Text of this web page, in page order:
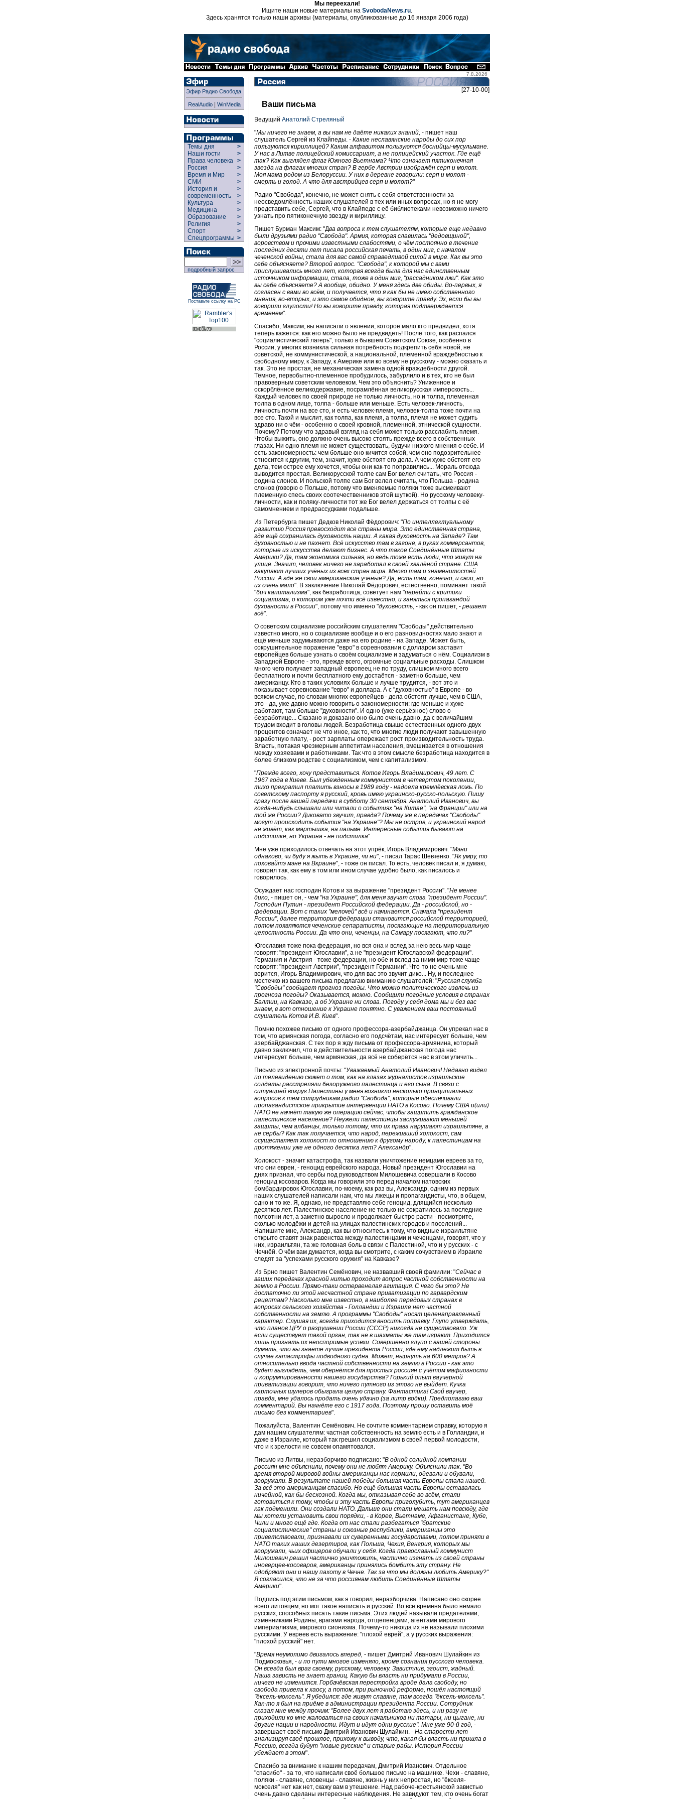
Мы переехали!
Ищите наши новые материалы на SvobodaNews.ru.
Здесь хранятся только наши архивы (материалы, опубликованные до 16 января 2006 года)
7.8.2026
Эфир Радио Свобода
RealAudio| WinMedia
Темы дня
>
Наши гости
>
Права человека >
Россия
>
Время и Мир
>
СМИ
>
История и
современность
>
>
Культура
>
Медицина
>
Образование
>
Религия
>
Спорт
>
Спецпрограммы >
подробный запрос
Поставьте ссылку на РС
[27-10-00]
Ваши письма
Ведущий Анатолий Стреляный
"Мы ничего не знаем, а вы нам не даёте никаких знаний, - пишет наш
слушатель Сергей из Клайпеды. - Какие неславянские народы до сих пор
пользуются кириллицей? Каким алфавитом пользуются боснийцы-мусульмане.
У нас в Литве полицейский комиссариат, а не полицейский участок. Где ещё
так? Как выглядел флаг Южного Вьетнама? Что означает пятиконечная
звезда на флагах многих стран? В гербе Австрии изображён серп и молот.
Моя мама родом из Белоруссии. У них в деревне говорили: серп и молот -
смерть и голод. А что для австрийцев серп и молот?"
Радио "Свобода", конечно, не может снять с себя ответственности за
неосведомлённость наших слушателей в тех или иных вопросах, но я не могу
представить себе, Сергей, что в Клайпеде с её библиотеками невозможно ничего
узнать про пятиконечную звезду и кириллицу.
Пишет Бурман Максим: "Два вопроса к тем слушателям, которые еще недавно
были друзьями радио "Свобода". Армия, которая славилась "дедовщиной",
воровством и прочими известными слабостями, о чём постоянно в течение
последних десяти лет писала российская печать, в один миг, с началом
чеченской войны, стала для вас самой справедливой силой в мире. Как вы это
себе объясняете? Второй вопрос. "Свобода", к которой мы с вами
прислушивались много лет, которая всегда была для нас единственным
источником информации, стала, тоже в один миг, "рассадником лжи". Как это
вы себе объясняете? А вообще, обидно. У меня здесь две обиды. Во-первых, я
согласен с вами во всём, и получается, что я как бы не имею собственного
мнения, во-вторых, и это самое обидное, вы говорите правду. Эх, если бы вы
говорили глупости! Но вы говорите правду, которая подтверждается
временем".
Спасибо, Максим, вы написали о явлении, которое мало кто предвидел, хотя
теперь кажется: как его можно было не предвидеть! После того, как распался
"социалистический лагерь", только в бывшем Советском Союзе, особенно в
России, у многих возникла сильная потребность подкрепить себя новой, не
советской, не коммунистической, а национальной, племенной враждебностью к
свободному миру, к Западу, к Америке или ко всему не русскому - можно сказать и
так. Это не простая, не механическая замена одной враждебности другой.
Тёмное, первобытно-племенное пробудилось, забурлило и в тех, кто не был
правоверным советским человеком. Чем это объяснить? Униженное и
оскорблённое великодержавие, посрамлённая великорусская имперскость...
Каждый человек по своей природе не только личность, но и толпа, племенная
толпа в одном лице, толпа - больше или меньше. Есть человек-личность,
личность почти на все сто, и есть человек-племя, человек-толпа тоже почти на
все сто. Такой и мыслит, как толпа, как племя, а толпа, племя не может судить
здраво ни о чём - особенно о своей кровной, племенной, этнической сущности.
Почему? Потому что здравый взгляд на себя может только расслабить племя.
Чтобы выжить, оно должно очень высоко стоять прежде всего в собственных
глазах. Ни одно племя не может существовать, будучи низкого мнения о себе. И
есть закономерность: чем больше оно кичится собой, чем оно подозрительнее
относится к другим, тем, значит, хуже обстоят его дела. А чем хуже обстоят его
дела, тем острее ему хочется, чтобы они как-то поправились... Мораль отсюда
выводится простая. Великорусской толпе сам Бог велел считать, что Россия -
родина слонов. И польской толпе сам Бог велел считать, что Польша - родина
слонов (говорю о Польше, потому что вменяемые поляки тоже высмеивают
племенную спесь своих соотечественников этой шуткой). Но русскому человеку-
личности, как и поляку-личности тот же Бог велел держаться от толпы с её
самомнением и предрассудками подальше.
Из Петербурга пишет Дедков Николай Фёдорович: "По интеллектуальному
развитию Россия превосходит все страны мира. Это единственная страна,
где ещё сохранилась духовность нации. А какая духовность на Западе? Там
духовностью и не пахнет. Всё искусство там в загоне, в руках коммерсантов,
которые из искусства делают бизнес. А что такое Соединённые Штаты
Америки? Да, там экономика сильная, но ведь тоже есть люди, что живут на
улице. Значит, человек ничего не заработал в своей хвалёной стране. США
закупают лучших учёных из всех стран мира. Много там и знаменитостей
России. А где же свои американские ученые? Да, есть там, конечно, и свои, но
их очень мало". В заключение Николай Фёдорович, естественно, поминает такой
"бич капитализма", как безработица, советует нам "перейти с критики
социализма, о котором уже почти всё известно, и заняться пропагандой
духовности в России", потому что именно "духовность , - как он пишет, - решает
всё".
О советском социализме российским слушателям "Свободы" действительно
известно много, но о социализме вообще и о его разновидностях мало знают и
ещё меньше задумываются даже на его родине - на Западе. Может быть,
сокрушительное поражение "евро" в соревновании с долларом заставит
европейцев больше узнать о своём социализме и задуматься о нём. Социализм в
Западной Европе - это, прежде всего, огромные социальные расходы. Слишком
много чего получает западный европеец не по труду, слишком много всего
бесплатного и почти бесплатного ему достаётся - заметно больше, чем
американцу. Кто в таких условиях больше и лучше трудится, - вот это и
показывает соревнование "евро" и доллара. А с "духовностью" в Европе - во
всяком случае, по словам многих европейцев - дела обстоят лучше, чем в США,
это - да, уже давно можно говорить о закономерности: где меньше и хуже
работают, там больше "духовности". И одно (уже серьёзное) слово о
безработице... Сказано и доказано оно было очень давно, да с величайшим
трудом входит в головы людей. Безработица свыше естественных одного-двух
процентов означает не что иное, как то, что многие люди получают завышенную
заработную плату, - рост зарплаты опережает рост производительность труда.
Власть, потакая чрезмерным аппетитам населения, вмешивается в отношения
между хозяевами и работниками. Так что в этом смысле безработица находится в
более близком родстве с социализмом, чем с капитализмом.
"Прежде всего, хочу представиться. Котов Игорь Владимирович, 49 лет. С
1967 года в Киеве. Был убежденным коммунистом в четвертом поколении,
тихо прекратил платить взносы в 1989 году - надоела кремлёвская ложь. По
советскому паспорту я русский, кровь имею украинско-русско-польскую. Пишу
сразу после вашей передачи в субботу 30 сентября. Анатолий Иванович, вы
когда-нибудь слышали или читали о событиях "на Китае", "на Франции" или на
той же России? Диковато звучит, правда? Почему же в передачах "Свободы"
могут происходить события "на Украине"? Мы не остров, и украинский народ
не живёт, как мартышка, на пальме. Интересные события бывают на
подстилке, но Украина - не подстилка".
Мне уже приходилось отвечать на этот упрёк, Игорь Владимирович. "Мэни
однаково, чи буду я жыть в Украине, чи ни", - писал Тарас Шевченко. "Як умру, то
поховайтэ мэне на Вкраине", - тоже он писал. То есть, человек писал и, я думаю,
говорил так, как ему в том или ином случае удобно было, как писалось и
говорилось.
Осуждает нас господин Котов и за выражение "президент России". "Не менее
дико, - пишет он, - чем "на Украине", для меня звучат слова "президент России".
Господин Путин - президент Российской федерации. Да - российской, но -
федерации. Вот с таких "мелочей" всё и начинается. Сначала "президент
России", далее территория федерации становится российской территорией,
потом появляются чеченские сепаратисты, посягающие на территориальную
целостность России. Да что они, чеченцы, на Самару посягают, что ли?"
Югославия тоже пока федерация, но вся она и вслед за нею весь мир чаще
говорят: "президент Югославии", а не "президент Югославской федерации".
Германия и Австрия - тоже федерации, но обе и вслед за ними мир тоже чаще
говорят: "президент Австрии", "президент Германии". Что-то не очень мне
верится, Игорь Владимирович, что для вас это звучит дико... Ну, и последнее
местечко из вашего письма предлагаю вниманию слушателей: "Русская служба
"Свободы" сообщает прогноз погоды. Что можно политического извлечь из
прогноза погоды? Оказывается, можно. Сообщили погодные условия в странах
Балтии, на Кавказе, а об Украине ни слова. Погоду у себя дома мы и без вас
знаем, в вот отношение к Украине понятно. С уважением ваш постоянный
слушатель Котов И.В. Киев".
Помню похожее письмо от одного профессора-азербайджанца. Он упрекал нас в
том, что армянская погода, согласно его подсчётам, нас интересует больше, чем
азербайджанская. С тех пор я жду письма от профессора-армянина, который
давно заключил, что в действительности азербайджанская погода нас
интересует больше, чем армянская, да всё не соберётся нас в этом уличить...
Письмо из электронной почты: "Уважаемый Анатолий Иванович! Недавно видел
по телевидению сюжет о том, как на глазах журналистов израильские
солдаты расстреляли безоружного палестинца и его сына. В связи с
ситуацией вокруг Палестины у меня возникло несколько принципиальных
вопросов к тем сотрудникам радио "Свобода", которые обеспечивали
пропагандистское прикрытие интервенции НАТО в Косово. Почему США и(или)
НАТО не начнёт такую же операцию сейчас, чтобы защитить гражданское
палестинское население? Неужели палестинцы заслуживают меньшей
защиты, чем албанцы, только потому, что их права нарушают израильтяне, а
не сербы? Как так получается, что народ, переживший холокост, сам
осуществляет холокост по отношению к другому народу, к палестинцам на
протяжении уже не одного десятка лет? Александр".
Холокост - значит катастрофа, так назвали уничтожение немцами евреев за то,
что они евреи, - геноцид еврейского народа. Новый президент Югославии на
днях признал, что сербы под руководством Милошевича совершали в Косово
геноцид косоваров. Когда мы говорили это перед началом натовских
бомбардировок Югославии, по-моему, как раз вы, Александр, одним из первых
наших слушателей написали нам, что мы лжецы и пропагандисты, что, в общем,
одно и то же. Я, однако, не представляю себе геноцид, длящийся несколько
десятков лет. Палестинское население не только не сократилось за последние
полсотни лет, а заметно выросло и продолжает быстро расти - посмотрите,
сколько молодёжи и детей на улицах палестинских городов и поселений...
Напишите мне, Александр, как вы относитесь к тому, что видные израильтяне
открыто ставят знак равенства между палестинцами и чеченцами, говорят, что у
них, израильтян, та же головная боль в связи с Палестиной, что и у русских - с
Чечнёй. О чём вам думается, когда вы смотрите, с каким сочувствием в Израиле
следят за "успехами русского оружия" на Кавказе?
Из Брно пишет Валентин Семёнович, не назвавший своей фамилии: "Сейчас в
ваших передачах красной нитью проходит вопрос частной собственности на
землю в России. Прямо-таки остервенелая агитация. С чего бы это? Не
достаточно ли этой несчастной стране приватизации по гарвардским
рецептам? Насколько мне известно, в наиболее передовых странах в
вопросах сельского хозяйства - Голландии и Израиле нет частной
собственности на землю. А программы "Свободы" носят целенаправленный
характер. Слушая их, всегда приходится вносить поправку. Глупо утверждать,
что планов ЦРУ о разрушении России (СССР) никогда не существовало. Уж
если существует такой орган, так не в шахматы же там играют. Приходится
лишь признать их неоспоримые успехи. Совершенно глупо с вашей стороны
думать, что вы знаете лучше президента России, где ему надлежит быть в
случае катастрофы подводного судна. Может, нырнуть на 600 метров? А
относительно ввода частной собственности на землю в России - как это
будет выглядеть, чем обернётся для простых россиян с учётом мафиозности
и коррумпированности нашего государства? Горький опыт ваучерной
приватизации говорит, что ничего путного из этого не выйдет. Кучка
карточных шулеров обыграла целую страну. Фантастика! Свой ваучер,
правда, мне удалось продать очень удачно (за литр водки). Предполагаю ваш
комментарий. Вы начнёте его с 1917 года. Поэтому прошу оставить моё
письмо без комментариев".
Пожалуйста, Валентин Семёнович. Не сочтите комментарием справку, которую я
дам нашим слушателям: частная собственность на землю есть и в Голландии, и
даже в Израиле, который так грешил социализмом в своей первой молодости,
что и к зрелости не совсем опамятовался.
Письмо из Литвы, неразборчиво подписано: "В одной солидной компании
россиян мне объяснили, почему они не любят Америку. Объяснили так. "Во
время второй мировой войны американцы нас кормили, одевали и обували,
вооружали. В результате нашей победы большая часть Европы стала нашей.
За всё это американцам спасибо. Но ещё большая часть Европы оставалась
ничейной, как бы бесхозной. Когда мы, отказывая себе во всём, стали
готовиться к тому, чтобы и эту часть Европы приголубить, тут американцев
как подменили. Они создали НАТО. Дальше они стали мешать нам повсюду, где
мы хотели установить свои порядки, - в Корее, Вьетнаме, Афганистане, Кубе,
Чили и много ещё где. Когда от нас стали разбегаться "братские
социалистические" страны и союзные республики, американцы это
приветствовали, признавали их суверенными государствами, потом приняли в
НАТО таких наших дезертиров, как Польша, Чехия, Венгрия, которых мы
вооружали, чьих офицеров обучали у себя. Когда православный коммунист
Милошевич решил частично уничтожить, частично изгнать из своей страны
иноверцев-косоваров, американцы принялись бомбить эту страну. Не
одобряют они и нашу пахоту в Чечне. Так за что мы должны любить Америку?"
Я согласился, что не за что россиянам любить Соединённые Штаты
Америки".
Подпись под этим письмом, как я говорил, неразборчива. Написано оно скорее
всего литовцем, но мог такое написать и русский. Во все времена было немало
русских, способных писать такие письма. Этих людей называли предателями,
изменниками Родины, врагами народа, отщепенцами, агентами мирового
империализма, мирового сионизма. Почему-то никогда их не называли плохими
русскими. У евреев есть выражение: "плохой еврей", а у русских выражения:
"плохой русский" нет.
"Время неумолимо двигалось вперед, - пишет Дмитрий Иванович Шулайкин из
Подмосковья, - и по пути многое изменяло, кроме сознания русского человека.
Он всегда был враг своему, русскому, человеку. Завистлив, эгоист, жадный.
Наша зависть не знает границ. Какую бы власть ни придумали в России,
ничего не изменится. Горбачёвская перестройка вроде дала свободу, но
свобода привела к хаосу, а потом, при рыночной реформе, пошёл настоящий
"ёксель-моксель". Я убедился: где живут славяне, там всегда "ёксель-моксель".
Как-то я был на приёме в администрации президента России. Сотрудник
сказал мне между прочим: "Более двух лет я работаю здесь, и ни разу не
приходили ко мне жаловаться на своих начальников ни татары, ни цыгане, ни
другие нации и народности. Идут и идут одни русские". Мне уже 90-й год, -
завершает своё письмо Дмитрий Иванович Шулайкин. - На старости лет
анализируя своё прошлое, прихожу к выводу, что, какая бы власть ни пришла в
Россию, всегда будут "новые русские" и старые рабы. История России
убеждает в этом".
Спасибо за внимание к нашим передачам, Дмитрий Иванович. Отдельное
"спасибо" - за то, что написали своё большое письмо на машинке. Чехи - славяне,
поляки - славяне, словенцы - славяне, жизнь у них непростая, но "ёкселя-
мокселя" нет как нет, скажу вам в утешение. Над рабоче-крестьянской завистью
очень давно сделаны интересные наблюдения. Не завидуют тем, кто очень богат